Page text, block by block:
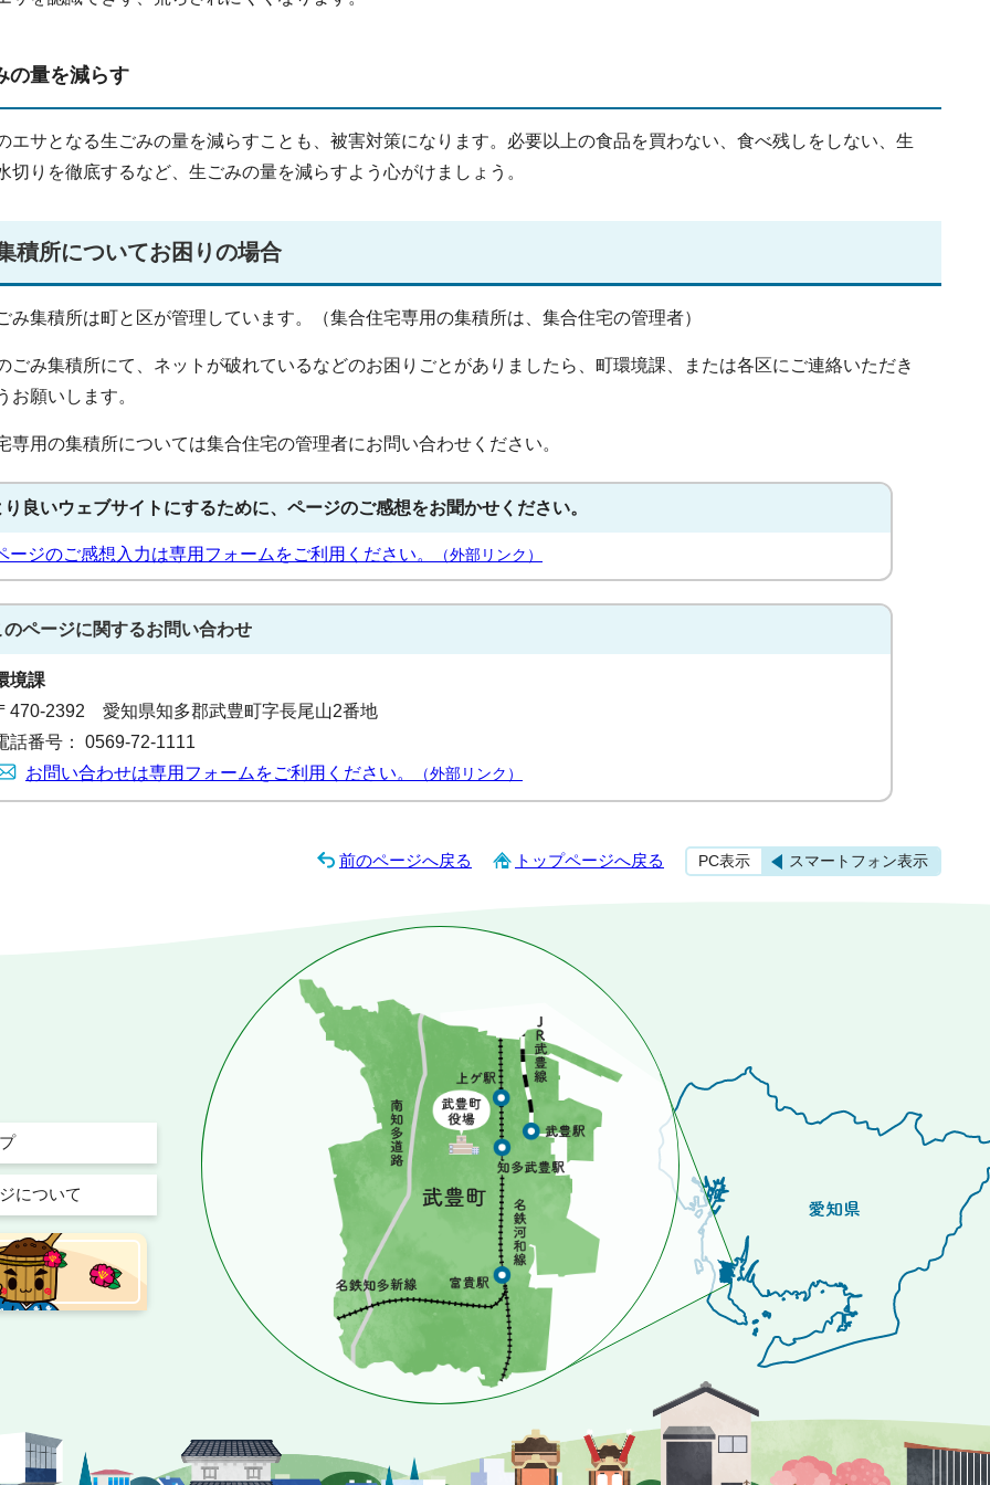
の量を減らす
エサとなる生ごみの量を減らすことも、被害対策になります。必要以上の食品を買わない、食べ残しをしない、生
切りを徹底するなど、生ごみの量を減らすよう心がけましょう。
積所についてお困りの場合
み集積所は町と区が管理しています。（集合住宅専用の集積所は、集合住宅の管理者）
ごみ集積所にて、ネットが破れているなどのお困りごとがありましたら、町環境課、または各区にご連絡いただき
お願いします。
専用の集積所については集合住宅の管理者にお問い合わせください。
り良いウェブサイトにするために、ページのご感想をお聞かせください。
ージのご感想入力は専用フォームをご利用ください。 （外部リンク）
のページに関するお問い合わせ
境課
470-2392 愛知県知多郡武豊町字長尾山2番地
話番号： 0569-72-1111
お問い合わせは専用フォームをご利用ください。
（外部リンク）
前のページへ戻る トップページへ戻る PC表示 スマートフォン表示
について